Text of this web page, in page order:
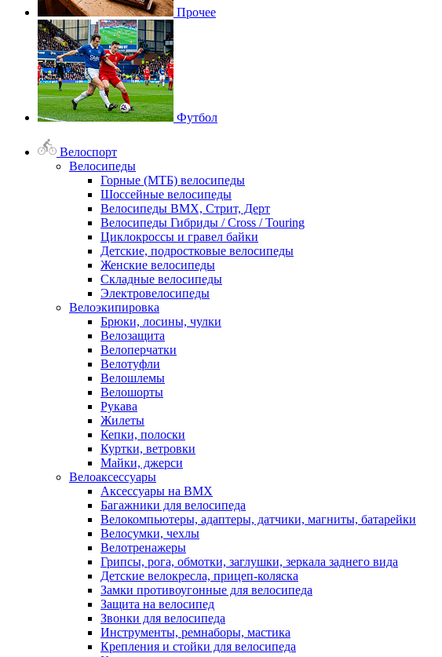
Прочее
Футбол
Велоспорт
Велосипеды
Горные (МТБ) велосипеды
Шоссейные велосипеды
Велосипеды BMX, Стрит, Дерт
Велосипеды Гибриды / Cross / Touring
Циклокроссы и гравел байки
Детские, подростковые велосипеды
Женские велосипеды
Складные велосипеды
Электровелосипеды
Велоэкипировка
Брюки, лосины, чулки
Велозащита
Велоперчатки
Велотуфли
Велошлемы
Велошорты
Рукава
Жилеты
Кепки, полоски
Куртки, ветровки
Майки, джерси
Велоаксессуары
Аксессуары на BMX
Багажники для велосипеда
Велокомпьютеры, адаптеры, датчики, магниты, батарейки
Велосумки, чехлы
Велотренажеры
Грипсы, рога, обмотки, заглушки, зеркала заднего вида
Детские велокресла, прицеп-коляска
Замки противоугонные для велосипеда
Защита на велосипед
Звонки для велосипеда
Инструменты, ремнаборы, мастика
Крепления и стойки для велосипеда